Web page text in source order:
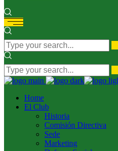
Home
El Club
Historia
Comisión Directiva
Sede
Marketing